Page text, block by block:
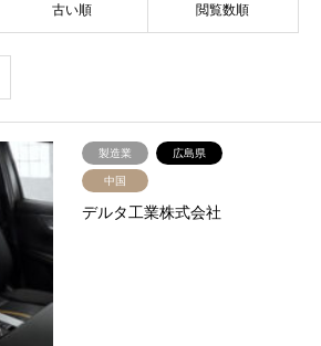
古い順 閲覧数順
製造業 広島県
中国
デルタ工業株式会社